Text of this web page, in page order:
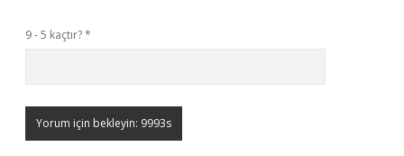
9 - 5 kaçtır?*